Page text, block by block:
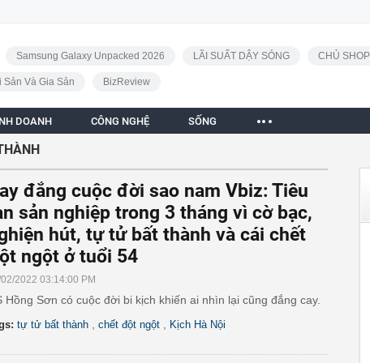
Samsung Galaxy Unpacked 2026 LÃI SUẤT DẬY SÓNG CHỦ
Sản Và Gia Sản BizReview
DOANH CÔNG NGHỆ SỐNG
đắng cuộc đời sao nam Vbiz: Tiêu
sản nghiệp trong 3 tháng vì cờ bạc,
hút, tự tử bất thành và cái chết
ngột ở tuổi 54
2022 03:14:00 PM
Hồng Sơn có cuộc đời bi kịch khiến ai nhìn lại cũng đắng cay.
tự tử bất thành chết đột ngột Kịch Hà Nội